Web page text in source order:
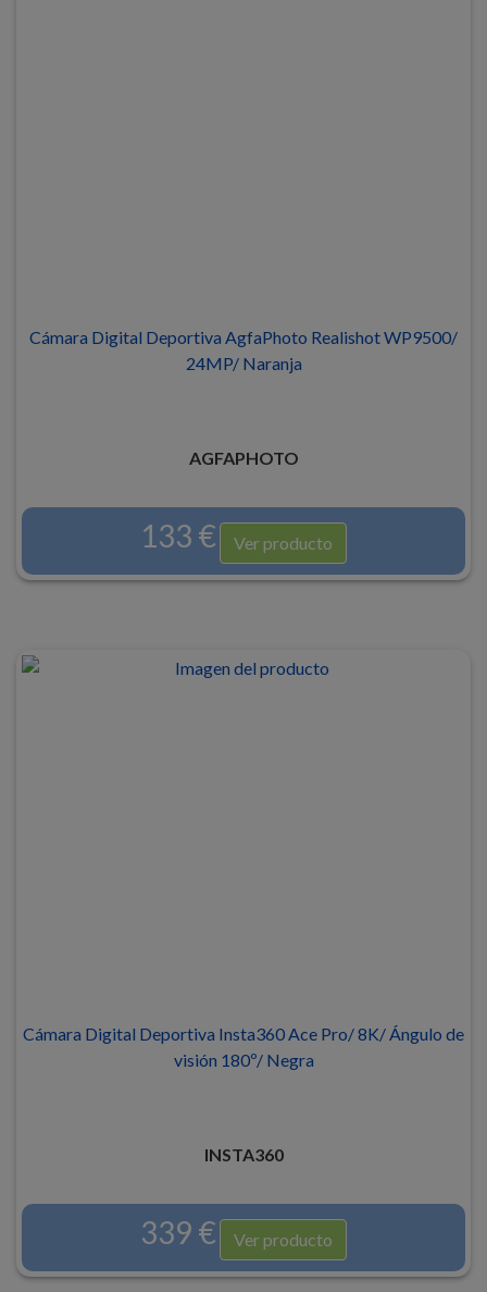
Cámara Digital Deportiva AgfaPhoto Realishot WP9500/
24MP/ Naranja
AGFAPHOTO
133 € Ver producto
Cámara Digital Deportiva Insta360 Ace Pro/ 8K/ Ángulo de
visión 180º/ Negra
INSTA360
339 € Ver producto